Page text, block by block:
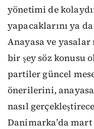
yönetimi de
yapacaklarını ya
Anayasa ve
bir şey söz konusu
partiler güncel
önerilerini,
nasıl
Danimarka’da mart